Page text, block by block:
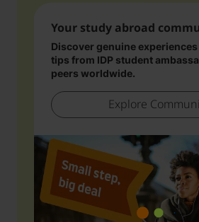
Your study abroad
Discover genuine
tips from IDP student
peers worldwide.
Explore